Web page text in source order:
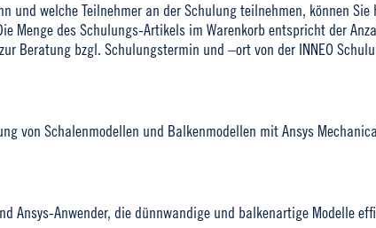
und welche Teilnehmer an der Schulung teilnehmen, können Sie
Menge des Schulungs-Artikels im Warenkorb entspricht der
Beratung bzgl. Schulungstermin und –ort von der INNEO
von Schalenmodellen und Balkenmodellen mit Ansys
Ansys-Anwender, die dünnwandige und balkenartige Modelle